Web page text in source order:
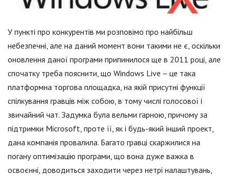
У пункті про конкурентів ми розповімо про найбільш
небезпечні, але на даний момент вони такими не є, оскільки
оновлення даної програми припинилося ще в 2011 році, але
спочатку треба пояснити, що Windows Live – це така
платформна торгова площадка, на якій присутні функції
спілкування гравців між собою, в тому числі голосової і
звичайний чат. Задумка була вельми гарною, причому за
підтримки Microsoft, проте її, як і будь-який інший проект,
дана компанія провалила. Багато гравці скаржилися на
погану оптимізацію програми, що вона дуже важка в
освоєнні, доводиться заходити через нетрі налаштувань,